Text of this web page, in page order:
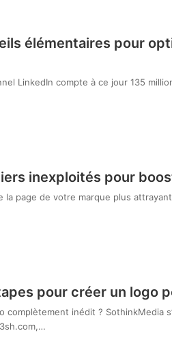
élémentaires pour
LinkedIn compte à ce jour 135
inexploités pour
la page de votre marque plus
pour créer un logo
complètement inédit ? SothinkMedia